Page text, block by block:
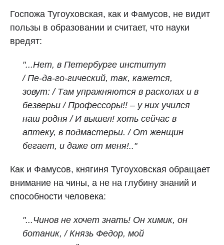
Госпожа Тугоуховская, как и Фамусов, не видит
пользы в образовании и считает, что науки
вредят:
"...Нет, в Петербурге институт
/ Пе‑да‑го‑гический, так, кажется,
зовут: / Там упражняются в расколах и в
безверьи / Профессоры!! – у них учился
наш родня / И вышел! хоть сейчас в
аптеку, в подмастерьи. / От женщин
бегает, и даже от меня!.."
Как и Фамусов, княгиня Тугоуховская обращает
внимание на чины, а не на глубину знаний и
способности человека:
"...Чинов не хочет знать! Он химик, он
ботаник, / Князь Федор, мой